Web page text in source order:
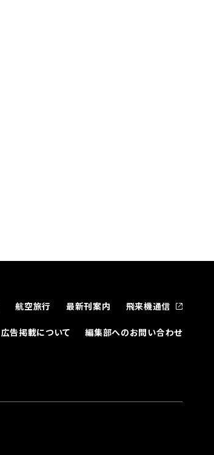
航空旅行 最新刊案内 飛来機通信
広告掲載について 編集部へのお問い合わせ